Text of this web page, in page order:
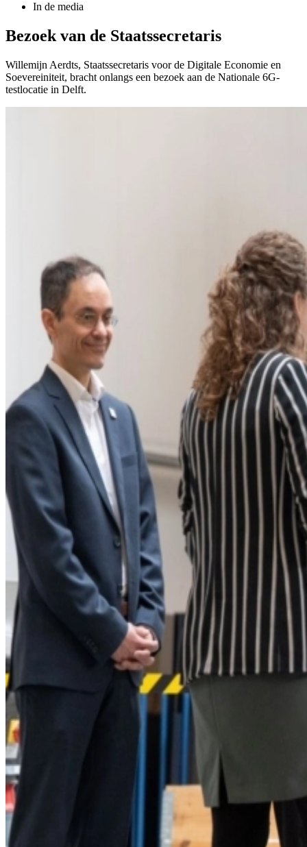
In de media
Bezoek van de Staatssecretaris
Willemijn Aerdts, Staatssecretaris voor de Digitale Economie en
Soevereiniteit, bracht onlangs een bezoek aan de Nationale 6G-
testlocatie in Delft.